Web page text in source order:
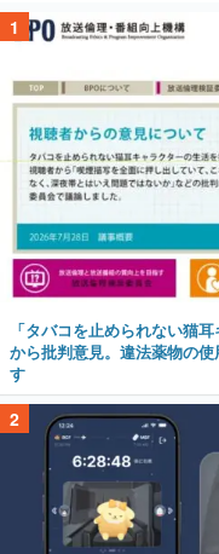
1
「タバコを止められない猫
から批判意見。違法薬物の
す
2